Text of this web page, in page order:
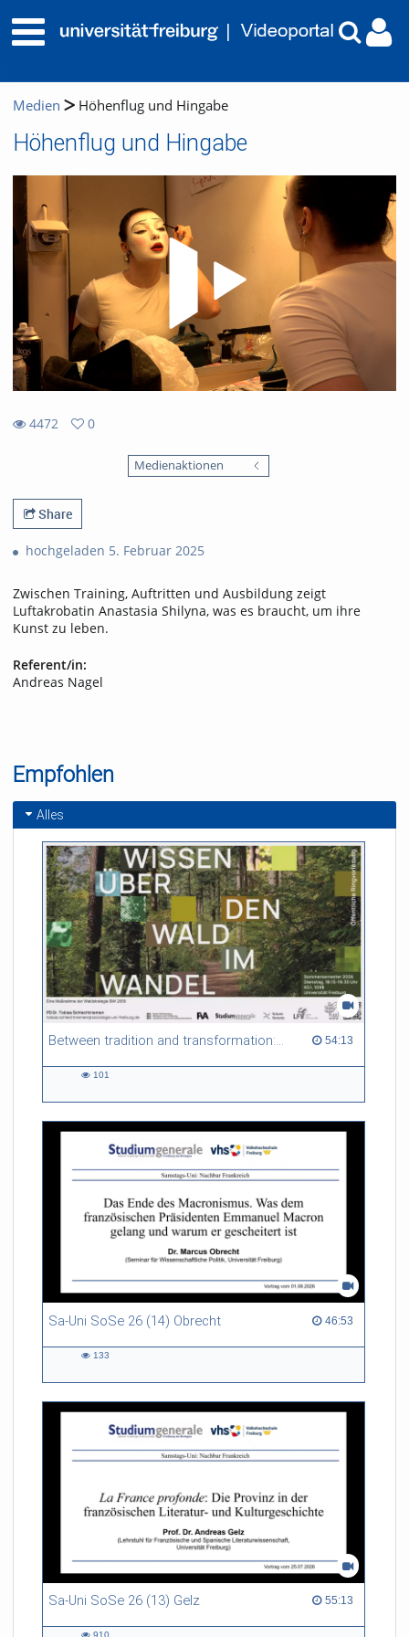
Medien Höhenflug und Hingabe
Höhenflug und Hingabe
4472
0
Medienaktionen
Share
hochgeladen 5. Februar 2025
Zwischen Training, Auftritten und Ausbildung zeigt
Luftakrobatin Anastasia Shilyna, was es braucht, um ihre
Kunst zu leben.
Referent/in:
Andreas Nagel
Empfohlen
Alles
Between tradition and transformation: how owners, advisers and institutions co-create knowledge for resilient forests in Europe 54:13
54:13 duration
101
Sa-Uni SoSe 26 (14) Obrecht 46:53
46:53 duration
133
Sa-Uni SoSe 26 (13) Gelz 55:13
55:13 duration